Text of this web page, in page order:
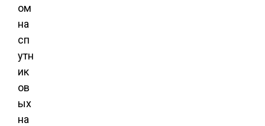
ом
на
сп
утн
ик
ов
ых
на